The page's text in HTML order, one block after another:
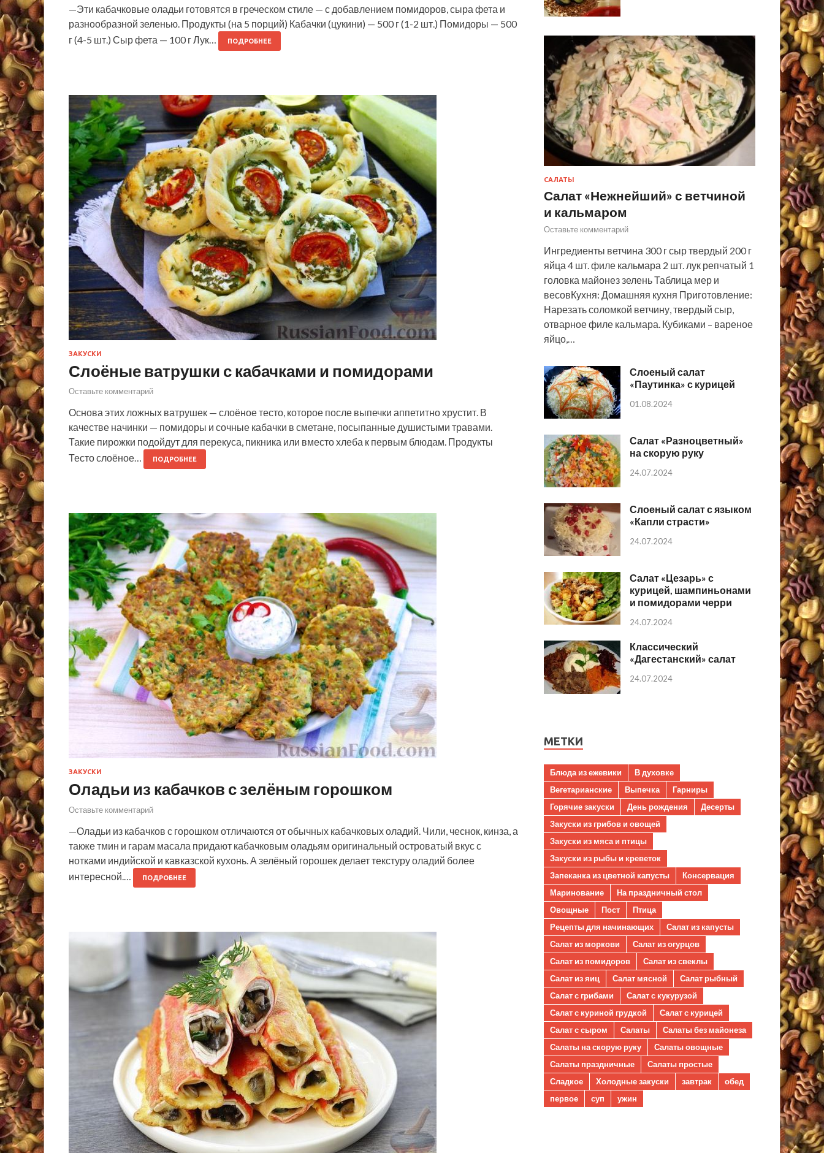
—Эти кабачковые оладьи готовятся в греческом стиле — с добавлением помидоров, сыра фета и
разнообразной зеленью. Продукты (на 5 порций) Кабачки (цукини) — 500 г (1-2 шт.) Помидоры — 500
г (4-5 шт.) Сыр фета — 100 г Лук…
ПОДРОБНЕЕ
ЗАКУСКИ
Слоёные ватрушки с кабачками и помидорами
Оставьте комментарий
Основа этих ложных ватрушек — слоёное тесто, которое после выпечки аппетитно хрустит. В
качестве начинки — помидоры и сочные кабачки в сметане, посыпанные душистыми травами.
Такие пирожки подойдут для перекуса, пикника или вместо хлеба к первым блюдам. Продукты
Тесто слоёное…
ПОДРОБНЕЕ
ЗАКУСКИ
Оладьи из кабачков с зелёным горошком
Оставьте комментарий
—Оладьи из кабачков с горошком отличаются от обычных кабачковых оладий. Чили, чеснок, кинза, а
также тмин и гарам масала придают кабачковым оладьям оригинальный островатый вкус с
нотками индийской и кавказской кухонь. А зелёный горошек делает текстуру оладий более
интересной.…
ПОДРОБНЕЕ
САЛАТЫ
Салат «Нежнейший» с ветчиной
и кальмаром
Оставьте комментарий
Ингредиенты ветчина 300 г сыр твердый 200 г
яйца 4 шт. филе кальмара 2 шт. лук репчатый 1
головка майонез зелень Таблица мер и
весовКухня: Домашняя кухня Приготовление:
Нарезать соломкой ветчину, твердый сыр,
отварное филе кальмара. Кубиками – вареное
яйцо,…
Слоеный салат
«Паутинка» с курицей
01.08.2024
Салат «Разноцветный»
на скорую руку
24.07.2024
Слоеный салат с языком
«Капли страсти»
24.07.2024
Салат «Цезарь» с
курицей, шампиньонами
и помидорами черри
24.07.2024
Классический
«Дагестанский» салат
24.07.2024
МЕТКИ
Блюда из ежевики
В духовке
Вегетарианские
Выпечка
Гарниры
Горячие закуски
День рождения
Десерты
Закуски из грибов и овощей
Закуски из мяса и птицы
Закуски из рыбы и креветок
Запеканка из цветной капусты
Консервация
Маринование
На праздничный стол
Овощные
Пост
Птица
Рецепты для начинающих
Салат из капусты
Салат из моркови
Салат из огурцов
Салат из помидоров
Салат из свеклы
Салат из яиц
Салат мясной
Салат рыбный
Салат с грибами
Салат с кукурузой
Салат с куриной грудкой
Салат с курицей
Салат с сыром
Салаты
Салаты без майонеза
Салаты на скорую руку
Салаты овощные
Салаты праздничные
Салаты простые
Сладкое
Холодные закуски завтрак
обед
первое
суп ужин